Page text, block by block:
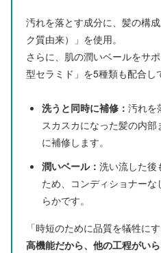
汚れを落とす成分に、髪の構
ク質由来）」を使用。
さらに、肌の潤いベールをサ
型セラミド」を5種類も配合し
洗うと同時に補修： 汚れを
スカスカになった髪の内
に補修します。
潤いベール： 洗い流した後
ため、コンディショナー
らかです。
「時短のために品質を犠牲に
高機能だから、他の工程がいら